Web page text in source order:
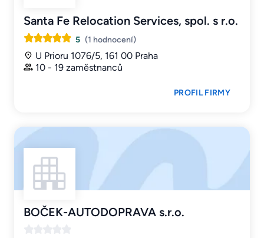
Santa Fe Relocation Services, spol. s r.o.
5 (1 hodnocení)
U Prioru 1076/5, 161 00 Praha
10 - 19 zaměstnanců
PROFIL FIRMY
BOČEK-AUTODOPRAVA s.r.o.